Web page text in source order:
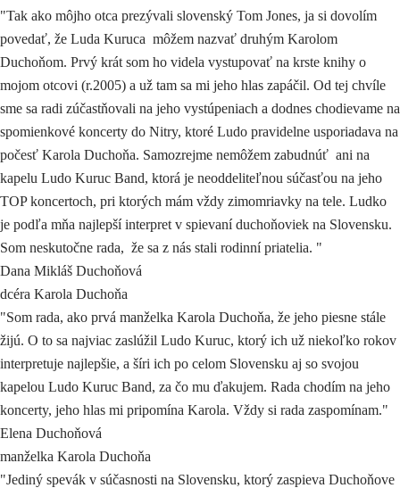
"Tak ako môjho otca prezývali slovenský Tom Jones, ja si dovolím
povedať, že Luda Kuruca môžem nazvať druhým Karolom
Duchoňom. Prvý krát som ho videla vystupovať na krste knihy o
mojom otcovi (r.2005) a už tam sa mi jeho hlas zapáčil. Od tej chvíle
sme sa radi zúčastňovali na jeho vystúpeniach a dodnes chodievame na
spomienkové koncerty do Nitry, ktoré Ludo pravidelne usporiadava na
počesť Karola Duchoňa. Samozrejme nemôžem zabudnúť ani na
kapelu Ludo Kuruc Band, ktorá je neoddeliteľnou súčasťou na jeho
TOP koncertoch, pri ktorých mám vždy zimomriavky na tele. Ludko
je podľa mňa najlepší interpret v spievaní duchoňoviek na Slovensku.
Som neskutočne rada, že sa z nás stali rodinní priatelia. "
Dana Mikláš Duchoňová
dcéra Karola Duchoňa
"Som rada, ako prvá manželka Karola Duchoňa, že jeho piesne stále
žijú. O to sa najviac zaslúžil Ludo Kuruc, ktorý ich už niekoľko rokov
interpretuje najlepšie, a šíri ich po celom Slovensku aj so svojou
kapelou Ludo Kuruc Band, za čo mu ďakujem. Rada chodím na jeho
koncerty, jeho hlas mi pripomína Karola. Vždy si rada zaspomínam."
Elena Duchoňová
manželka Karola Duchoňa
"Jediný spevák v súčasnosti na Slovensku, ktorý zaspieva Duchoňove